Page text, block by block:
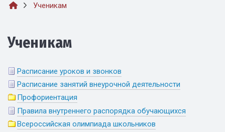
Ученикам
Ученикам
Расписание уроков и звонков
Расписание занятий внеурочной деятельности
Профориентация
Правила внутреннего распорядка обучающихся
Всероссийская олимпиада школьников